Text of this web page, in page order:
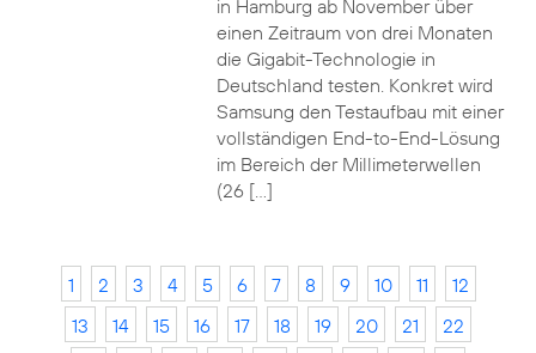
in Hamburg ab November über
einen Zeitraum von drei Monaten
die Gigabit-Technologie in
Deutschland testen. Konkret wird
Samsung den Testaufbau mit einer
vollständigen End-to-End-Lösung
im Bereich der Millimeterwellen
(26 […]
1 2 3 4 5 6 7 8 9 10 11
12
13
14 15 16 17 18 19 20 21
22